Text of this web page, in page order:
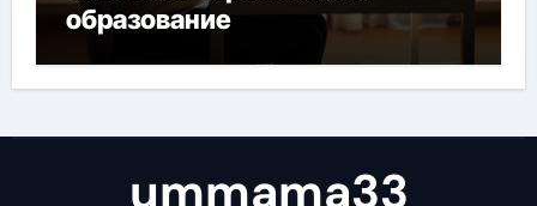
образование
ummama33